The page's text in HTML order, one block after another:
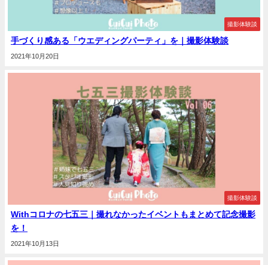
撮影体験談
手づくり感ある「ウエディングパーティ」を｜撮影体験談
2021年10月20日
撮影体験談
Withコロナの七五三｜撮れなかったイベントもまとめて記念撮影
を！
2021年10月13日